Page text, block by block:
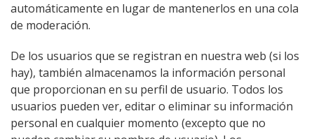
automáticamente en lugar de mantenerlos en una cola
de moderación.
De los usuarios que se registran en nuestra web (si los
hay), también almacenamos la información personal
que proporcionan en su perfil de usuario. Todos los
usuarios pueden ver, editar o eliminar su información
personal en cualquier momento (excepto que no